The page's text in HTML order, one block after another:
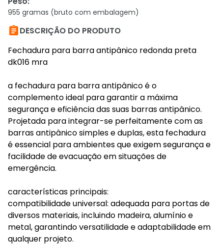
955 gramas (bruto com embalagem)
DESCRIÇÃO DO PRODUTO
Fechadura para barra antipânico redonda preta
dk016 mra
a fechadura para barra antipânico é o
complemento ideal para garantir a máxima
segurança e eficiência das suas barras antipânico.
Projetada para integrar-se perfeitamente com as
barras antipânico simples e duplas, esta fechadura
é essencial para ambientes que exigem segurança e
facilidade de evacuação em situações de
emergência.
características principais:
compatibilidade universal: adequada para portas de
diversos materiais, incluindo madeira, alumínio e
metal, garantindo versatilidade e adaptabilidade em
qualquer projeto.